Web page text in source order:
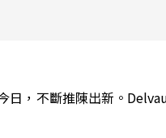
，不斷推陳出新。